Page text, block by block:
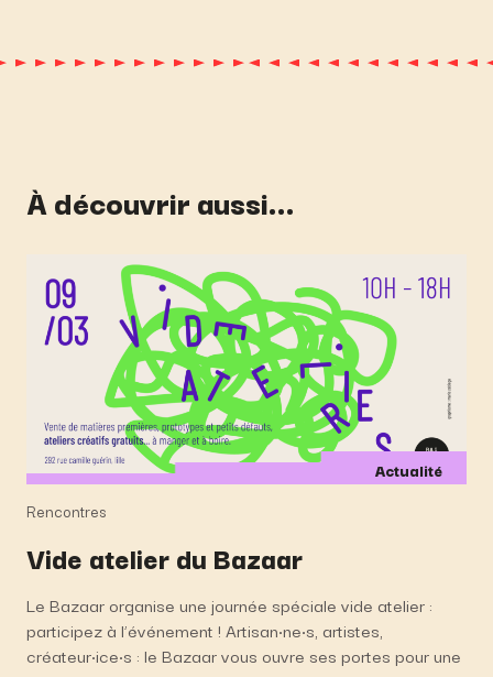
À découvrir aussi...
Actualité
Rencontres
Vide atelier du Bazaar
Le Bazaar organise une journée spéciale vide atelier :
participez à l’événement ! Artisan·ne·s, artistes,
créateur·ice·s : le Bazaar vous ouvre ses portes pour une